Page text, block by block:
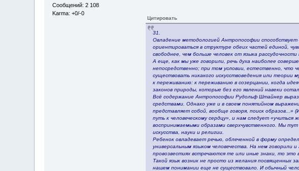
Сообщений: 2 108
Karma: +0/-0
Цитировать
31.
Овладение методологией Антропософии
ориентироваться в структуре обеих частей единой,
свободнее, чем больше человек от языка
А еще, как мы уже говорили, речь духа наиболее
непосредственно; при том условии, естественно, что
существовать никакого искусствоведения или
к переживанию: к переживанию в созерцании, когда
законов природы, которые без его явлений навеки
Всё содержание Антропософии Рудольф Штайнер
средствами. Однако уже и в своем понятийном
представляет собой, вообще говоря, поиск образов...»
путь к человеческому сердцу», и нам следует
воспринимаемыми образами сверхчувственного. Мы
искусства, науки и религии.
Ребенок овладевает речью, облеченной в форму
универсальным языком человечества. На нем говорили
провозвестиях встречаются те или иные знаки, то
Такой язык возник не просто из желания посвященных
нашем понимании еще не существовало. И обычный